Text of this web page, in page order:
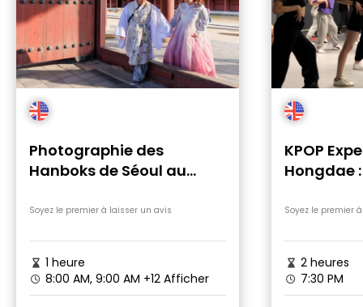
Photographie des
Hanboks de Séoul au
Soyez le premier à laisser un avis
1 heure
8:00 AM, 9:00 AM +12 Afficher
KPOP
Hongdae
Soyez le premier
2 heures
7:30 PM